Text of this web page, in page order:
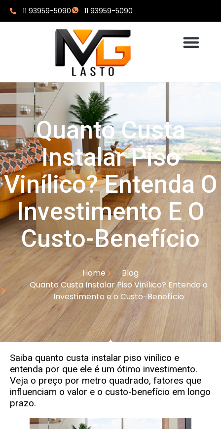
11 93959-5090 11 93959-5090
Quanto Custa
Instalar Piso
Vinílico? Entenda O
Investimento E O
Custo-Benefício
Home
Blog
Quanto Custa Instalar Piso Vinílico? Entenda o
Investimento e o Custo-Benefício
Saiba quanto custa instalar piso vinílico e
entenda por que ele é um ótimo investimento.
Veja o preço por metro quadrado, fatores que
influenciam o valor e o custo-benefício em longo
prazo.